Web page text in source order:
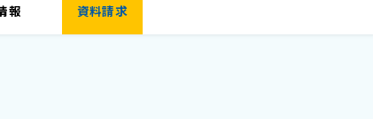
報 資料請求